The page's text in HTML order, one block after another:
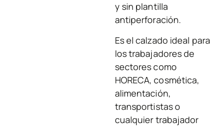
y sin plantilla
antiperforación.
Es el calzado ideal para
los trabajadores de
sectores como
HORECA, cosmética,
alimentación,
transportistas o
cualquier trabajador